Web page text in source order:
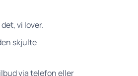
vi lover.
skjulte
via telefon eller